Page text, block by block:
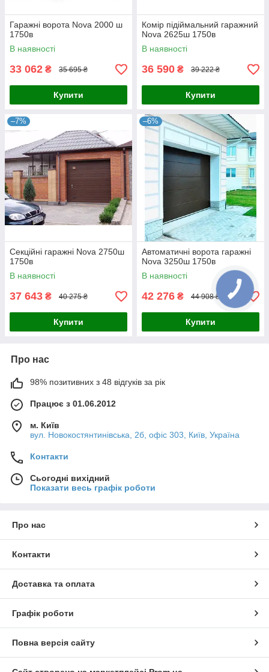
Гаражні ворота Nova 2000 ш
1750в
В наявності
33 062 ₴ 35 695 ₴
Купити
Комір підіймальний гаражний
Nova 2625ш 1750в
В наявності
36 590 ₴ 39 222 ₴
Купити
–7%
Секційні гаражні Nova 2750ш
1750в
В наявності
37 643 ₴ 40 275 ₴
Купити
–6%
Автоматичні ворота гаражні
Nova 3250ш 1750в
В наявності
42 276 ₴ 44 908 ₴
Купити
Про нас
98% позитивних з 48 відгуків за рік
Працює з 01.06.2012
м. Київ
вул. Новокостянтинівська, 2б, офіс 303, Київ, Україна
Контакти
Сьогодні вихідний
Показати весь графік роботи
Про нас
Контакти
Доставка та оплата
Графік роботи
Повна версія сайту